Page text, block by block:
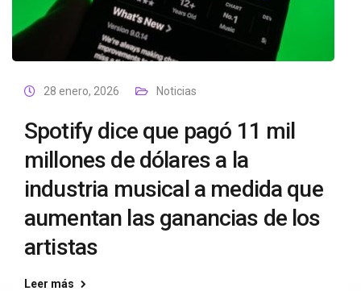
28 enero, 2026 Noticias
Spotify dice que pagó 11 mil
millones de dólares a la
industria musical a medida que
aumentan las ganancias de los
artistas
Leer más